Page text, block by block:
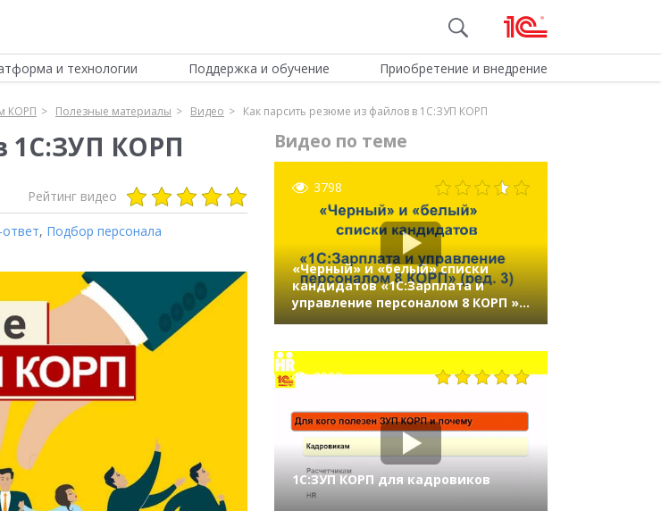
и технологии Поддержка и обучение Приобретение и внедрение
КОРП Полезные материалы Видео Как парсить резюме из файлов в 1С:ЗУП КОРП
1С:ЗУП КОРП
Рейтинг видео
, Подбор персонала
Видео по теме
3798
«Черный» и «белый» списки
кандидатов «1C:Зарплата и
управление персоналом 8 КОРП »
2982
1С:ЗУП КОРП для кадровиков